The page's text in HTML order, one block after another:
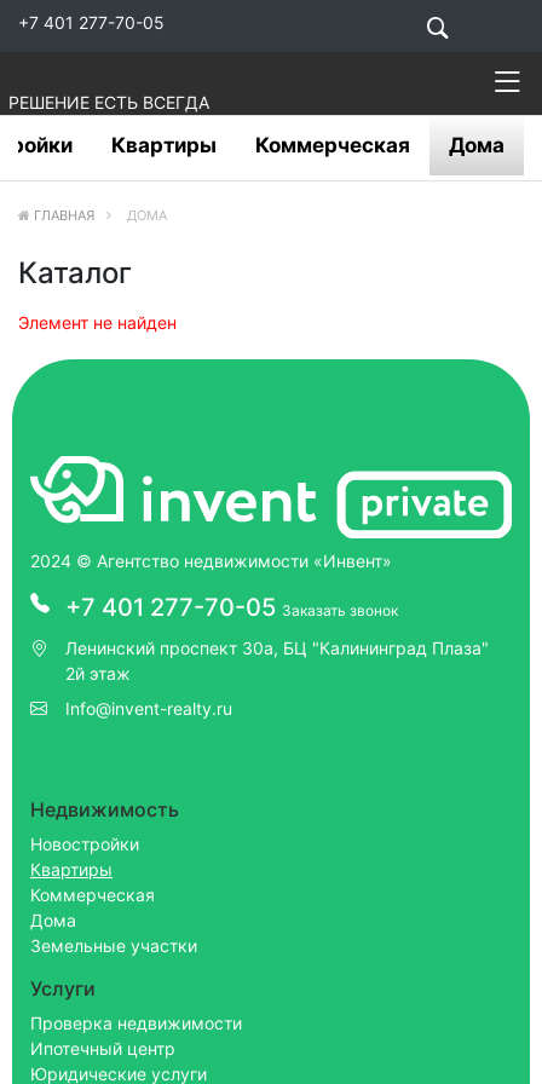
+7 401 277-70-05
РЕШЕНИЕ ЕСТЬ ВСЕГДА
Квартиры Коммерческая Дома
ГЛАВНАЯ ДОМА
Каталог
Элемент не найден
2024 © Агентство недвижимости «Инвент»
+7 401 277-70-05 Заказать звонок
Ленинский проспект 30а, БЦ "Калининград Плаза"
2й этаж
Info@invent-realty.ru
Недвижимость
Новостройки
Квартиры
Коммерческая
Дома
Земельные участки
Услуги
Проверка недвижимости
Ипотечный центр
Юридические услуги